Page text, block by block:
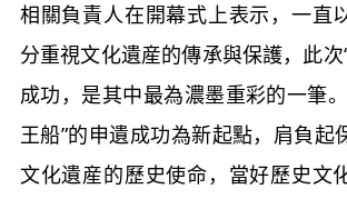
相關負責人在開幕式上表示，一直
分重視文化遺産的傳承與保護，此次
成功，是其中最為濃墨重彩的一筆
王船”的申遺成功為新起點，肩負起
文化遺産的歷史使命，當好歷史文